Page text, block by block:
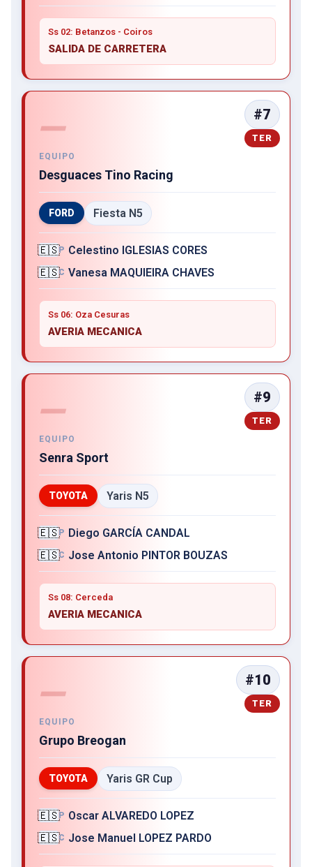
Ss 02: Betanzos - Coiros
SALIDA DE CARRETERA
— #7
TER
EQUIPO
Desguaces Tino Racing
FORD Fiesta N5
🇪🇸P Celestino IGLESIAS CORES
🇪🇸C Vanesa MAQUIEIRA CHAVES
Ss 06: Oza Cesuras
AVERIA MECANICA
— #9
TER
EQUIPO
Senra Sport
TOYOTA Yaris N5
🇪🇸P Diego GARCÍA CANDAL
🇪🇸C Jose Antonio PINTOR BOUZAS
Ss 08: Cerceda
AVERIA MECANICA
— #10
TER
EQUIPO
Grupo Breogan
TOYOTA Yaris GR Cup
🇪🇸P Oscar ALVAREDO LOPEZ
🇪🇸C Jose Manuel LOPEZ PARDO